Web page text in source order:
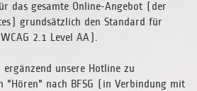
das gesamte Online-Angebot (der
grundsätzlich den Standard für
2.1 Level AA).
unsere Hotline zu
"Hören" nach BFSG (in Verbindung mit